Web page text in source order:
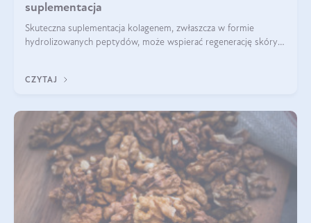
suplementacja
Skuteczna suplementacja kolagenem, zwłaszcza w formie
hydrolizowanych peptydów, może wspierać regenerację skóry i
CZYTAJ